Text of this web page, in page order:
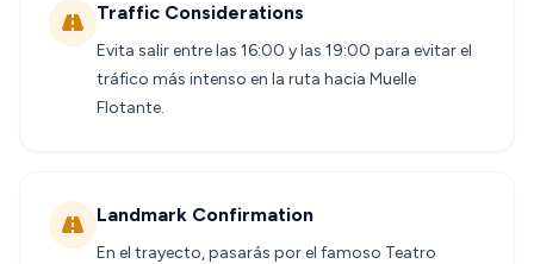
Traffic Considerations
Evita salir entre las 16:00 y las 19:00 para evitar el
tráfico más intenso en la ruta hacia Muelle
Flotante.
Landmark Confirmation
En el trayecto, pasarás por el famoso Teatro